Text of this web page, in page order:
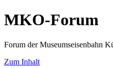
MKO-Forum
Forum der Museumseisenbahn
Zum Inhalt